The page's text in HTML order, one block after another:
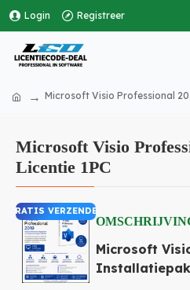
Login Registreer
Microsoft Visio Professional
Microsoft Visio
Licentie 1PC
GRATIS VERZENDEN
Microsoft